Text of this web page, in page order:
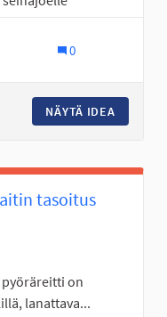
0
NÄYTÄ IDEA
tasoitus
on
lanattava...